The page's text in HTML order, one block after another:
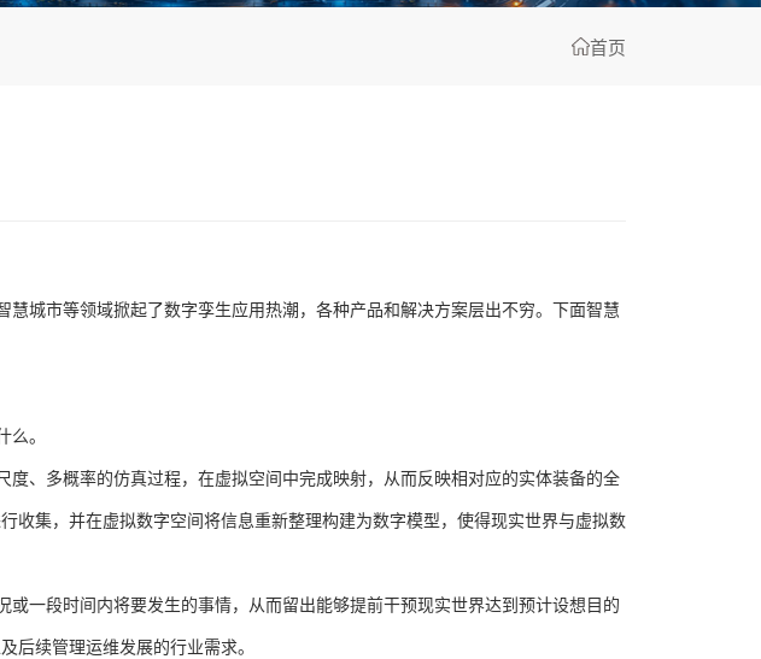
首页
城市等领域掀起了数字孪生应用热潮，各种产品和解决方案层出不穷。下面智慧
么。
、多概率的仿真过程，在虚拟空间中完成映射，从而反映相对应的实体装备的全
收集，并在虚拟数字空间将信息重新整理构建为数字模型，使得现实世界与虚拟数
一段时间内将要发生的事情，从而留出能够提前干预现实世界达到预计设想目的
后续管理运维发展的行业需求。